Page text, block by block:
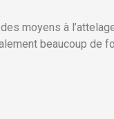
moyens à
beaucoup de